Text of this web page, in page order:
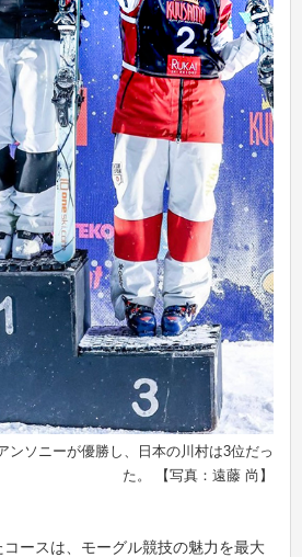
ンソニーが優勝し、日本の川村は3位だっ
た。 【写真：遠藤 尚】
ースは、モーグル競技の魅力を最大